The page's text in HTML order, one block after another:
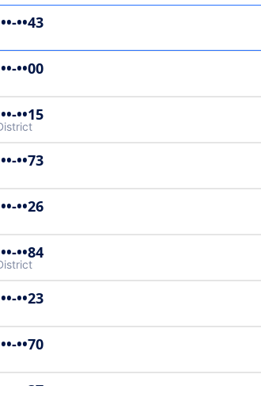
••43
••00
••15
••73
••26
••84
••23
••70
••37